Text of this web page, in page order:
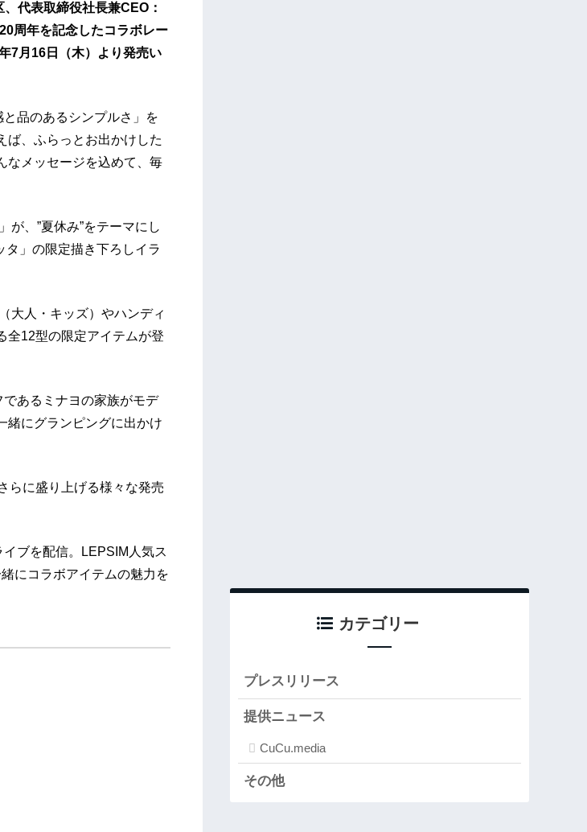
代表取締役社長兼CEO：
周年を記念したコラボレー
7月16日（木）より発売い
品のあるシンプルさ」を
ば、ふらっとお出かけした
なメッセージを込めて、毎
、”夏休み”をテーマにし
」の限定描き下ろしイラ
大人・キッズ）やハンディ
全12型の限定アイテムが登
あるミナヨの家族がモデ
緒にグランピングに出かけ
らに盛り上げる様々な発売
ブを配信。LEPSIM人気ス
にコラボアイテムの魅力を
カテゴリー
プレスリリース
提供ニュース
CuCu.media
その他